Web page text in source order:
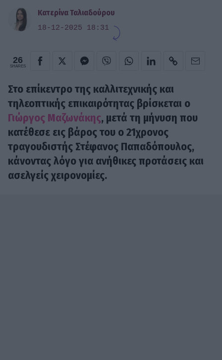
Κατερίνα Ταλιαδούρου
18-12-2025 18:31
26
SHARES
Στο επίκεντρο της καλλιτεχνικής και
τηλεοπτικής επικαιρότητας βρίσκεται ο
Γιώργος Μαζωνάκης, μετά τη μήνυση που
κατέθεσε εις βάρος του ο 21χρονος
τραγουδιστής Στέφανος Παπαδόπουλος,
κάνοντας λόγο για ανήθικες προτάσεις και
ασελγείς χειρονομίες.